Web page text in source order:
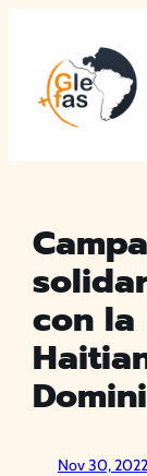
contenido
con la
Nov 30, 2022